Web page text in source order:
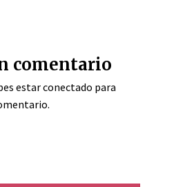
comentario
estarconectado para